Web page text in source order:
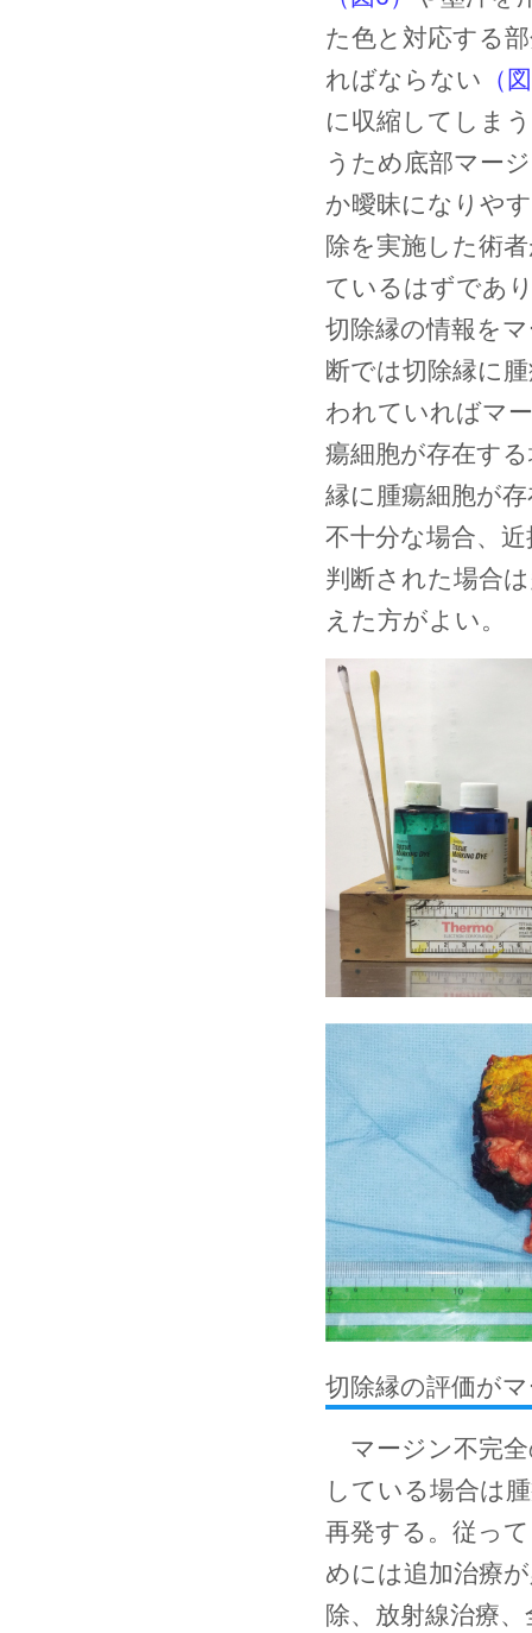
た色と対応する
ればならない （
に収縮してしま
うため底部マー
か曖昧になりや
除を実施した術
ているはずであ
切除縁の情報を
断では切除縁に
われていればマ
瘍細胞が存在す
縁に腫瘍細胞が
不十分な場合、
判断された場合
えた方がよい。
切除縁の評価が
マージン不完全
している場合は
再発する。従っ
めには追加治療
除、放射線治療